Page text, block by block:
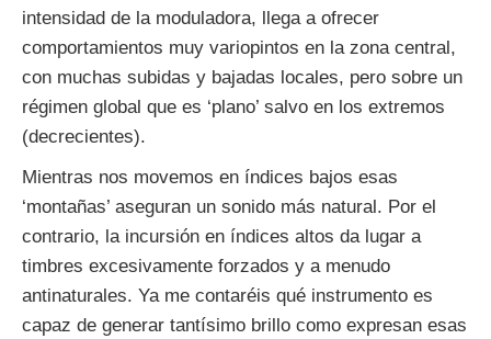
intensidad de la moduladora, llega a ofrecer
comportamientos muy variopintos en la zona central,
con muchas subidas y bajadas locales, pero sobre un
régimen global que es ‘plano’ salvo en los extremos
(decrecientes).
Mientras nos movemos en índices bajos esas
‘montañas’ aseguran un sonido más natural. Por el
contrario, la incursión en índices altos da lugar a
timbres excesivamente forzados y a menudo
antinaturales. Ya me contaréis qué instrumento es
capaz de generar tantísimo brillo como expresan esas